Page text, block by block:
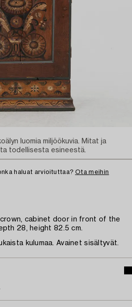
haluat arvioituttaa? Ota meihin
cabinet door in front of the
28, height 82.5 cm.
kulumaa. Avainet sisältyvät.
luomia miljöökuvia. Mitat ja
todellisesta esineestä.